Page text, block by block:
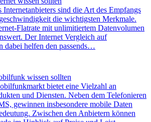
sind die Art des Empfangs
die wichtigsten Merkmale.
Flatrate mit unlimitiertem Datenvolumen
Der Internet Vergleich auf
dabei helfen den passends…
wissen sollten
bietet eine Vielzahl an
und Diensten. Neben dem Telefonieren
gewinnen insbesondere mobile Daten
Zwischen den Anbietern können